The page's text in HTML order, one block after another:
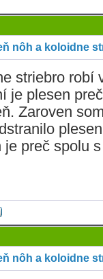
nôh a koloidne
striebro robí
je plesen
Zaroven
je preč spolu
nôh a koloidne